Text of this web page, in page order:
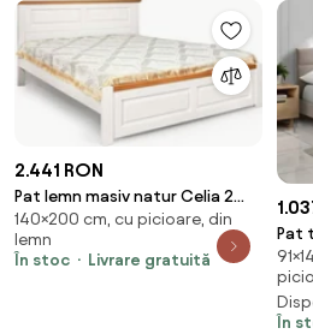
2.441 RON
Pat lemn masiv natur Celia 2
Alb/ - 140x200
140×200 cm, cu picioare, din
lemn
În stoc
Livrare gratuită
Pat
În